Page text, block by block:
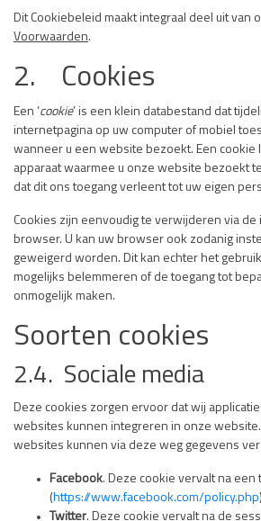
Dit Cookiebeleid maakt integraal deel uit van
Voorwaarden.
2. Cookies
Een ‘cookie’ is een klein databestand dat
internetpagina op uw computer of mobiel
wanneer u een website bezoekt. Een cookie
apparaat waarmee u onze website bezoekt
dat dit ons toegang verleent tot uw eigen
Cookies zijn eenvoudig te verwijderen via de
browser. U kan uw browser ook zodanig
geweigerd worden. Dit kan echter het
mogelijks belemmeren of de toegang tot
onmogelijk maken.
Soorten cookies
2.4. Sociale media
Deze cookies zorgen ervoor dat wij
websites kunnen integreren in onze
websites kunnen via deze weg gegevens
Facebook. Deze cookie vervalt na een
(https://www.facebook.com/policy.php)
Twitter. Deze cookie vervalt na de